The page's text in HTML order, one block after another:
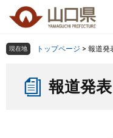
の
ー
組織で探す
Other Languages
現在地 トップページ > 報道
報道発表